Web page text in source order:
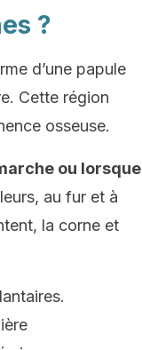
?
d’une papule
Cette région
osseuse.
ou lorsque
au fur et à
la corne et